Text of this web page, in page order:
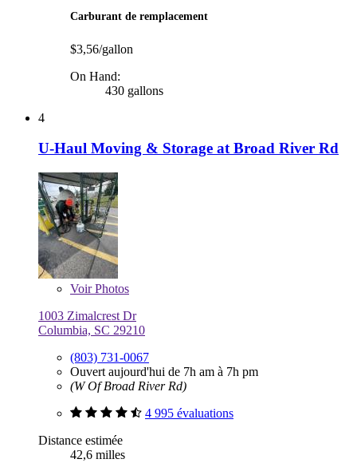
Carburant de remplacement
$3,56/gallon
On Hand:
430 gallons
4
U-Haul Moving & Storage at Broad River Rd
VoirPhotos
1003 Zimalcrest Dr
Columbia, SC 29210
(803) 731-0067
Ouvert aujourd'hui de 7h am à 7h pm
(W Of Broad River Rd)
4 995 évaluations
Distance estimée
42,6 milles